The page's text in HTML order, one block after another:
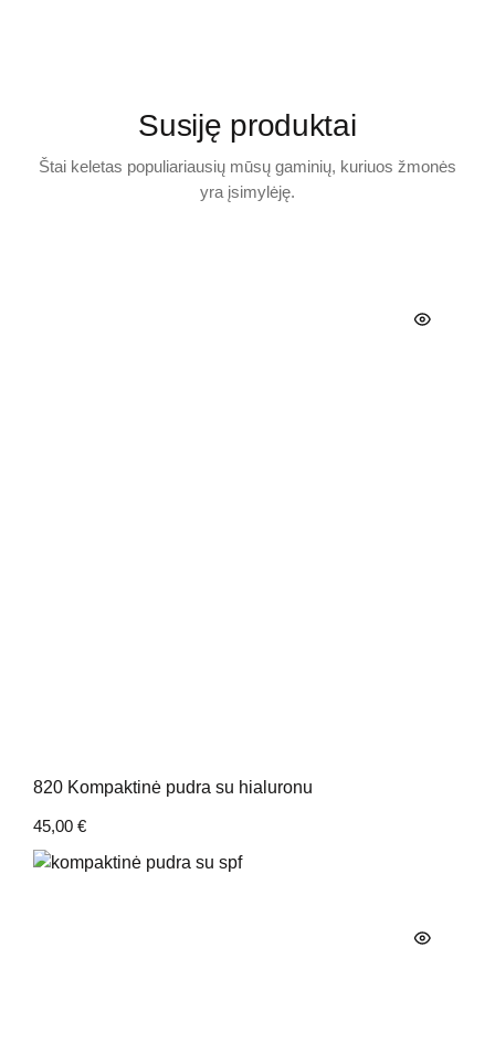
Susiję produktai
Štai keletas populiariausių mūsų gaminių, kuriuos žmonės
yra įsimylėję.
820 Kompaktinė pudra su hialuronu
45,00 €